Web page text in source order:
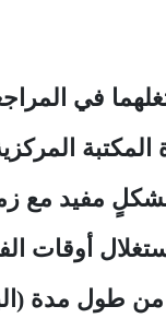
في المراجعة
مفيد مع
أوقات
طول مدة